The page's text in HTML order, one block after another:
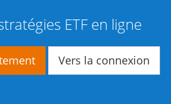
ETF en ligne
Vers la connexion